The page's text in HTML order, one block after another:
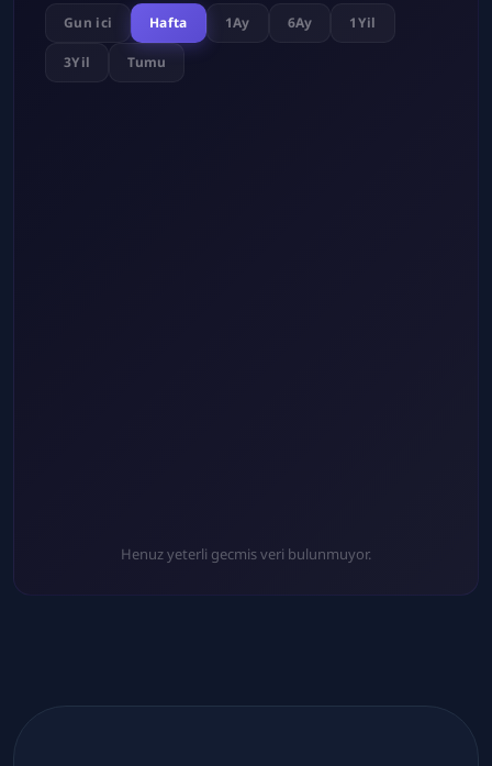
Gun ici Hafta 1Ay 6Ay 1Yil
3Yil Tumu
Henuz yeterli gecmis veri bulunmuyor.